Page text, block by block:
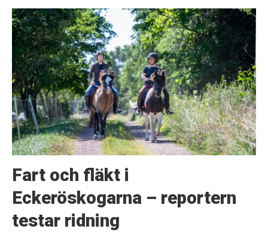
Fart och fläkt i
Eckeröskogarna – reportern
testar ridning